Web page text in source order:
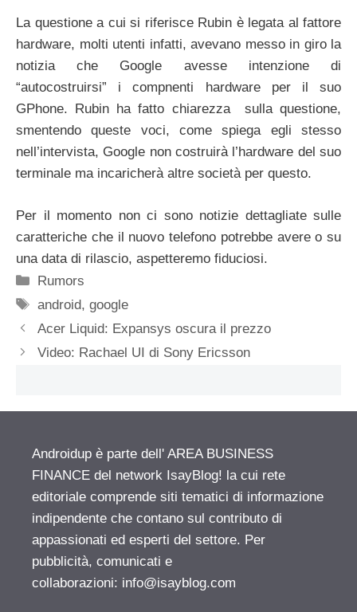
La questione a cui si riferisce Rubin è legata al fattore
hardware, molti utenti infatti, avevano messo in giro la
notizia che Google avesse intenzione di
“autocostruirsi” i compnenti hardware per il suo
GPhone. Rubin ha fatto chiarezza sulla questione,
smentendo queste voci, come spiega egli stesso
nell’intervista, Google non costruirà l’hardware del suo
terminale ma incaricherà altre società per questo.
Per il momento non ci sono notizie dettagliate sulle
caratteriche che il nuovo telefono potrebbe avere o su
una data di rilascio, aspetteremo fiduciosi.
Categorie
Rumors
Tag
android,google
Acer Liquid: Expansys oscura il prezzo
Video: Rachael UI di Sony Ericsson
Androidup è parte dell' AREA BUSINESS
FINANCE del network IsayBlog! la cui rete
editoriale comprende siti tematici di informazione
indipendente che contano sul contributo di
appassionati ed esperti del settore. Per
pubblicità, comunicati e
collaborazioni: info@isayblog.com